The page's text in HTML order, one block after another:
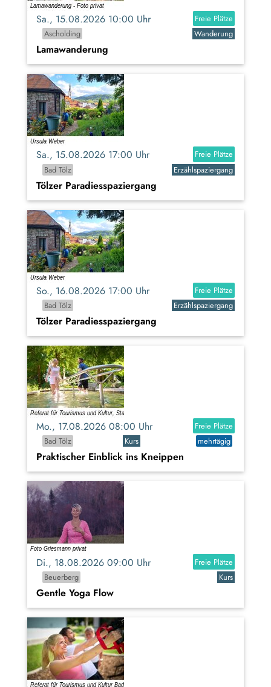
Sa., 15.08.2026 10:00 Uhr
Freie Plätze
Ascholding
Wanderung
Lamawanderung
Sa., 15.08.2026 17:00 Uhr
Freie Plätze
Bad Tölz
Erzählspaziergang
Tölzer Paradiesspaziergang
So., 16.08.2026 17:00 Uhr
Freie Plätze
Bad Tölz
Erzählspaziergang
Tölzer Paradiesspaziergang
Mo., 17.08.2026 08:00 Uhr
Freie Plätze
Bad Tölz
Kurs mehrtägig
Praktischer Einblick ins Kneippen
Di., 18.08.2026 09:00 Uhr
Freie Plätze
Beuerberg
Kurs
Gentle Yoga Flow